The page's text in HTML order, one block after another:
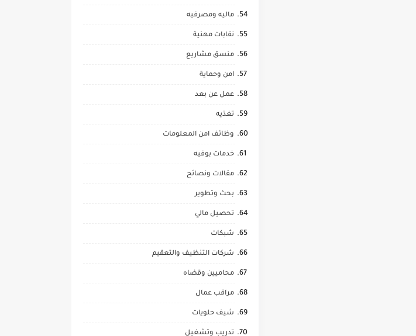
ماليه ومصرفيه
نقابات مهنية
منسق مشاريع
امن وحماية
عمل عن بعد
تغذيه
وظائف امن المعلومات
خدمات بوفيه
مقالات ونصائح
بحث وتطوير
تحصيل مالي
شبكات
شركات التنظيف والتعقيم
محاميين وقضاه
مراقب عمال
شيف حلويات
تدريب وتشغيل